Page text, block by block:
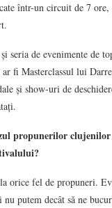
într-un circuit de 7
seria de evenimente de
fi Masterclassul lui
și show-uri de
propunerilor
orice fel de propuneri.
putem decât să ne